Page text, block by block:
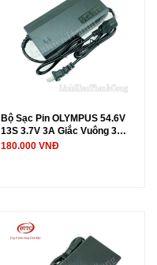
Bộ Sạc Pin OLYMPUS 54.6V
13S 3.7V 3A Giắc Vuông 3
Chấu
180.000 VNĐ